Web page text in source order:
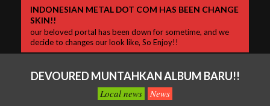
Primary
Navigation
INDONESIAN METAL DOT COM HAS BEEN CHANGE
SKIN!!
our beloved portal has been down for sometime, and we
decide to changes our look like, So Enjoy!!
DEVOURED MUNTAHKAN ALBUM BARU!!
Local news News